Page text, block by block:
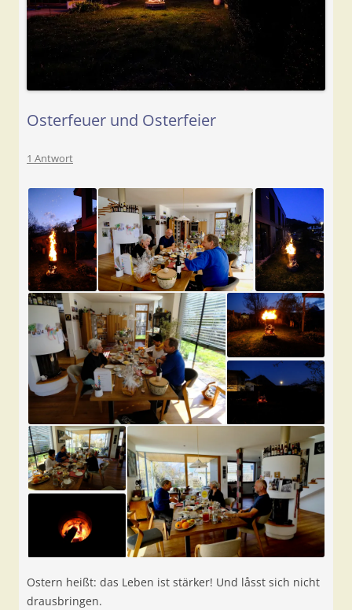
Osterfeuer und Osterfeier
1 Antwort
Ostern heißt: das Leben ist stärker! Und låsst sich nicht
drausbringen.